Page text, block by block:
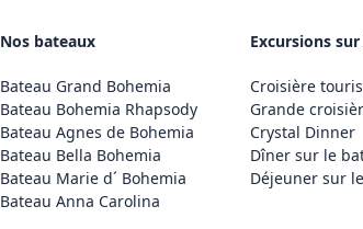
Nos bateaux
Bateau Grand Bohemia
Bateau Bohemia Rhapsody
Bateau Agnes de Bohemia
Bateau Bella Bohemia
Bateau Marie d´ Bohemia
Bateau Anna Carolina
Excursions
Croisière
Grande
Crystal Dinner
Dîner sur le
Déjeuner sur